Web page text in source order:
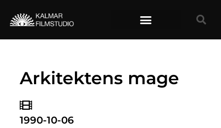
Arkitektens mage
1990-10-06